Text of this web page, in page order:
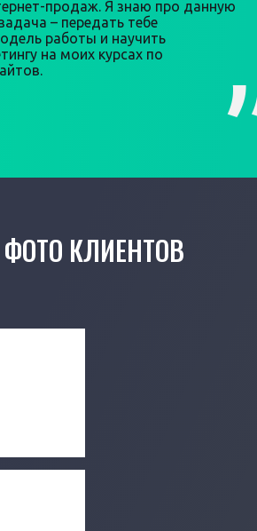
продаж. Я знаю про данную
– передать тебе
работы и научить
на моих курсах по
КЛИЕНТОВ